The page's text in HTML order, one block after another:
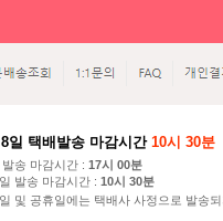
일 택배발송 마감시간10시 30분
송 마감시간 : 17시 00분
발송 마감시간 : 10시 30분
및 공휴일에는 택배사 사정으로 발송되